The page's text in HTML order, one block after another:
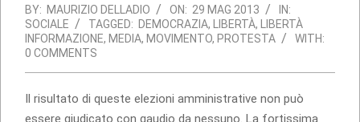
BY: MAURIZIO DELLADIO ON: 29 MAG 2013
IN:
SOCIALE
TAGGED: DEMOCRAZIA, LIBERTÀ,
LIBERTÀ
INFORMAZIONE, MEDIA, MOVIMENTO, PROTESTA
WITH:
0 COMMENTS
Il risultato di queste elezioni amministrative non può
essere giudicato con gaudio da nessuno. La fortissima